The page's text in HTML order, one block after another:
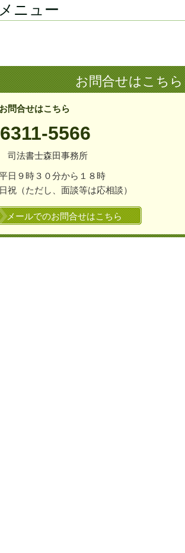
ニュー
お問合せはこちら
問合せはこちら
5566
森田事務所
日９時３０分から１８時
祝（ただし、面談等は応相談）
メールでのお問合せはこちら